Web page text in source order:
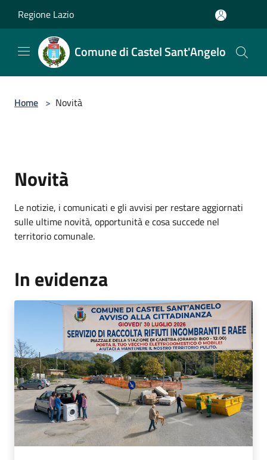
Regione Lazio
Comune di Castel Sant'Angelo
Home > Novità
Novità
Le notizie, i comunicati e gli avvisi per restare aggiornati
sulle ultime novità, opportunità e cosa succede nel
territorio comunale.
In evidenza